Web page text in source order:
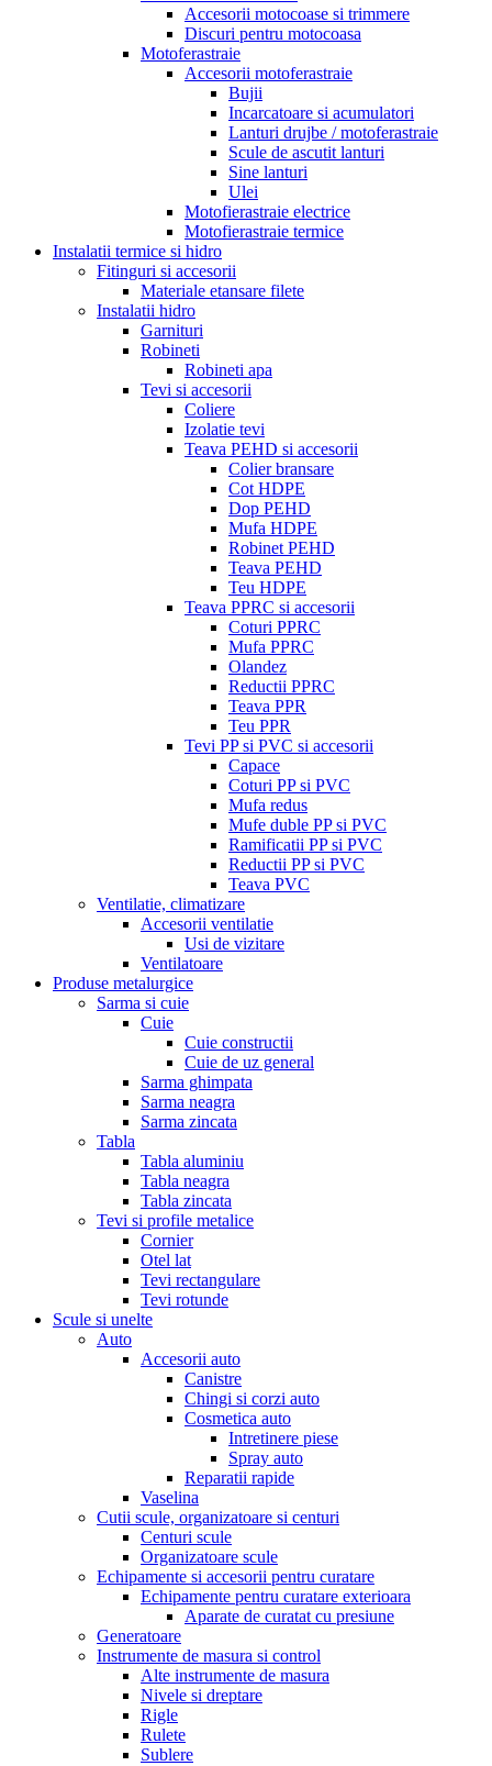
Accesorii motocoase si trimmere
Discuri pentru motocoasa
Motoferastraie
Accesorii motoferastraie
Bujii
Incarcatoare si acumulatori
Lanturi drujbe / motoferastraie
Scule de ascutit lanturi
Sine lanturi
Ulei
Motofierastraie electrice
Motofierastraie termice
Instalatii termice si hidro
Fitinguri si accesorii
Materiale etansare filete
Instalatii hidro
Garnituri
Robineti
Robineti apa
Tevi si accesorii
Coliere
Izolatie tevi
Teava PEHD si accesorii
Colier bransare
Cot HDPE
Dop PEHD
Mufa HDPE
Robinet PEHD
Teava PEHD
Teu HDPE
Teava PPRC si accesorii
Coturi PPRC
Mufa PPRC
Olandez
Reductii PPRC
Teava PPR
Teu PPR
Tevi PP si PVC si accesorii
Capace
Coturi PP si PVC
Mufa redus
Mufe duble PP si PVC
Ramificatii PP si PVC
Reductii PP si PVC
Teava PVC
Ventilatie, climatizare
Accesorii ventilatie
Usi de vizitare
Ventilatoare
Produse metalurgice
Sarma si cuie
Cuie
Cuie constructii
Cuie de uz general
Sarma ghimpata
Sarma neagra
Sarma zincata
Tabla
Tabla aluminiu
Tabla neagra
Tabla zincata
Tevi si profile metalice
Cornier
Otel lat
Tevi rectangulare
Tevi rotunde
Scule si unelte
Auto
Accesorii auto
Canistre
Chingi si corzi auto
Cosmetica auto
Intretinere piese
Spray auto
Reparatii rapide
Vaselina
Cutii scule, organizatoare si centuri
Centuri scule
Organizatoare scule
Echipamente si accesorii pentru curatare
Echipamente pentru curatare exterioara
Aparate de curatat cu presiune
Generatoare
Instrumente de masura si control
Alte instrumente de masura
Nivele si dreptare
Rigle
Rulete
Sublere